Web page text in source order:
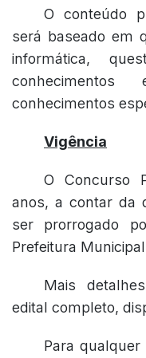
O conteúdo
será baseado em
informática,
conhecimentos
Vigência
O Concurso
anos, a contar da
ser prorrogado
Prefeitura
Mais
edital completo,
Para